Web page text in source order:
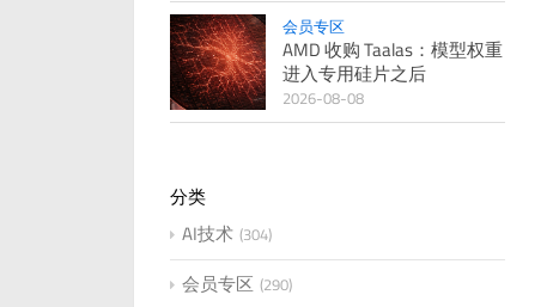
会员专区
AMD 收购 Taalas：模型权重
进入专用硅片之后
2026-08-08
分类
AI技术 304
会员专区 290